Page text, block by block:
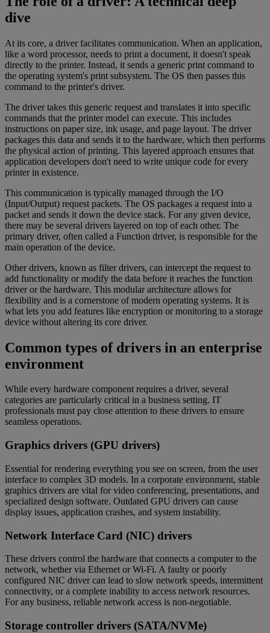
dive
At its core, a driver facilitates communication. When an application,
like a word processor, needs to print a document, it doesn't speak
directly to the printer. Instead, it sends a generic print command to
the operating system's print subsystem. The OS then passes this
command to the printer's driver.
The driver takes this generic request and translates it into specific
commands that the printer model can execute. This includes
instructions on paper size, ink usage, and page layout. The driver
packages this data and sends it to the hardware, which then performs
the physical action of printing. This layered approach ensures that
application developers don't need to write unique code for every
printer in existence.
This communication is typically managed through the I/O
(Input/Output) request packets. The OS packages a request into a
packet and sends it down the device stack. For any given device,
there may be several drivers layered on top of each other. The
primary driver, often called a Function driver, is responsible for the
main operation of the device.
Other drivers, known as filter drivers, can intercept the request to
add functionality or modify the data before it reaches the function
driver or the hardware. This modular architecture allows for
flexibility and is a cornerstone of modern operating systems. It is
what lets you add features like encryption or monitoring to a storage
device without altering its core driver.
Common types of drivers in an enterprise
environment
While every hardware component requires a driver, several
categories are particularly critical in a business setting. IT
professionals must pay close attention to these drivers to ensure
seamless operations.
Graphics drivers (GPU drivers)
Essential for rendering everything you see on screen, from the user
interface to complex 3D models. In a corporate environment, stable
graphics drivers are vital for video conferencing, presentations, and
specialized design software. Outdated GPU drivers can cause
display issues, application crashes, and system instability.
Network Interface Card (NIC) drivers
These drivers control the hardware that connects a computer to the
network, whether via Ethernet or Wi-Fi. A faulty or poorly
configured NIC driver can lead to slow network speeds, intermittent
connectivity, or a complete inability to access network resources.
For any business, reliable network access is non-negotiable.
Storage controller drivers (SATA/NVMe)